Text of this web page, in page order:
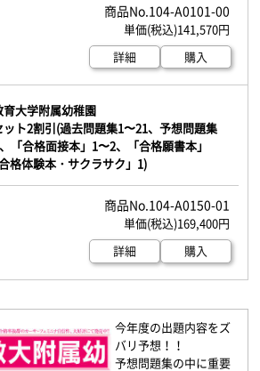
104-A0101-00
141,570円
詳細
購入
育大学附属幼稚園
ト2割引(過去問題集1〜21、予想問題集
「合格面接本」1〜2、「合格願書本」
格体験本・サクラサク」1)
104-A0150-01
169,400円
詳細
購入
今年度の出題内容をズ
バリ予想！！
予想問題集の中に重要